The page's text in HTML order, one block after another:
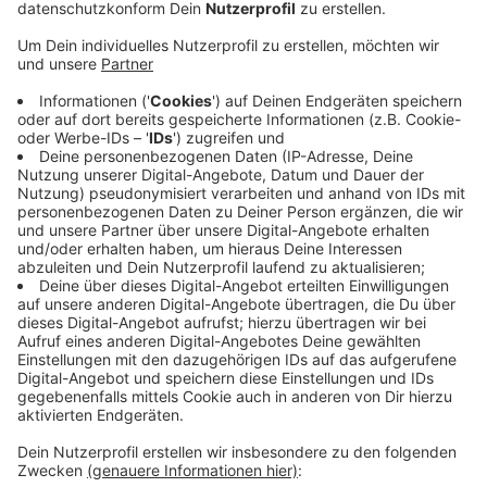
In der Nacht auf Montag haben in Aachen kurz
nacheinander zwei E-Autos gebrannt.
brennenden Reifen in der Salvatorstraße. Durch die
Hitze wurde auch ein weiteres Auto beschädigt. Wenig
später wurden die Einsatzkräfte zu einem Brand in der
Rolandstraße Ecke Pippinstraße gerufen. Eine Zeugin
hatte dort einen lauten Knall gehört. Das E-Auto
wurde komplett zerstört, ein weiteres Fahrzeug stark
beschädigt.
Die Polizei schließt Brandstiftung nicht aus und sucht
Zeugen. Hinweise nehmen die Ermittlerinnen und
Ermittler tagsüber unter der Nummer 0241-9577
31101 oder außerhalb der Bürozeiten unter der
Nummer 0241-9577 34210 entgegen.
Anzeige